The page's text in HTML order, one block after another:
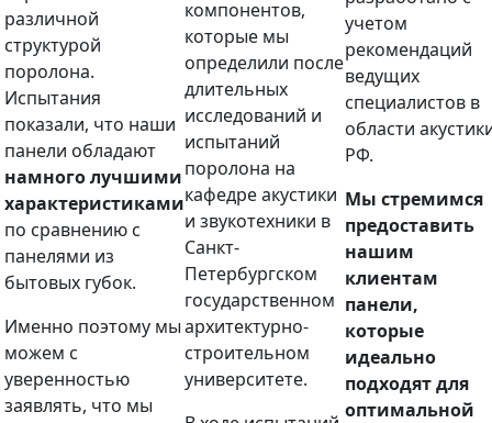
различной
структурой
поролона.
Испытания
показали, что наши
панели обладают
намного лучшими
характеристиками
по сравнению с
панелями из
бытовых губок.
Именно поэтому мы
можем с
уверенностью
заявлять, что мы
компонентов,
которые мы
определили после
длительных
исследований и
испытаний
поролона на
кафедре акустики
и звукотехники в
Санкт-
Петербургском
государственном
архитектурно-
строительном
университете.
учетом
рекомендаций
ведущих
специалистов в
области
РФ.
Мы стремимся
предоставить
нашим
клиентам
панели,
которые
идеально
подходят для
оптимальной